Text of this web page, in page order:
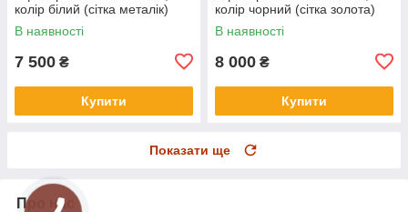
колір білий (сітка металік)
В наявності
7 500 ₴
Купити
колір чорний (сітка золота)
В наявності
8 000 ₴
Купити
Показати ще
Про нас